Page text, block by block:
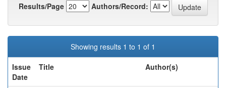
Results/Page
Authors/Record:
Showing results 1 to 1 of 1
Issue
Date
Title Author(s)